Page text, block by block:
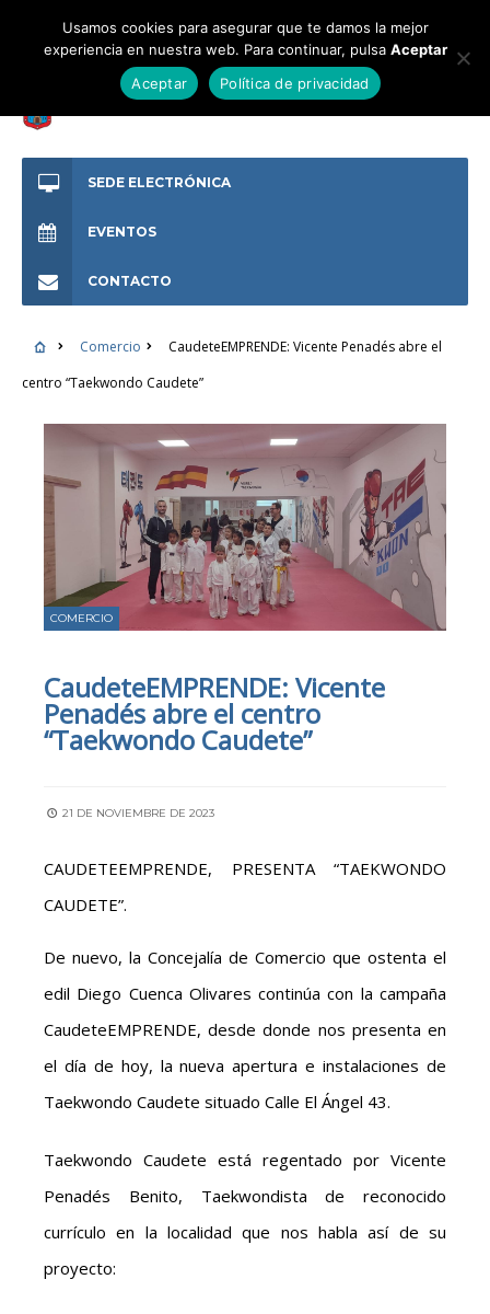
SEDE ELECTRÓNICA
EVENTOS
CONTACTO
Comercio
CaudeteEMPRENDE: Vicente Penadés abre el
centro “Taekwondo Caudete”
COMERCIO
CaudeteEMPRENDE: Vicente
Penadés abre el centro
“Taekwondo Caudete”
21 DE NOVIEMBRE DE 2023
CAUDETEEMPRENDE, PRESENTA “TAEKWONDO
CAUDETE”.
De nuevo, la Concejalía de Comercio que ostenta el
edil Diego Cuenca Olivares continúa con la campaña
CaudeteEMPRENDE, desde donde nos presenta en
el día de hoy, la nueva apertura e instalaciones de
Taekwondo Caudete situado Calle El Ángel 43.
Taekwondo Caudete está regentado por Vicente
Penadés Benito, Taekwondista de reconocido
currículo en la localidad que nos habla así de su
proyecto:
Usamos cookies para asegurar que te damos la mejor
experiencia en nuestra web. Para continuar, pulsa Aceptar
Aceptar
Política de privacidad